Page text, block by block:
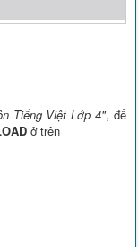
Tiếng Việt Lớp 4", để
ở trên